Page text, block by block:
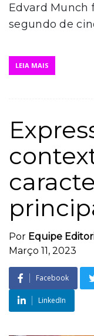
Edvard Munch
segundo de
LEIA MAIS
Por Equipe
Março 11, 2023
Facebook
LinkedIn